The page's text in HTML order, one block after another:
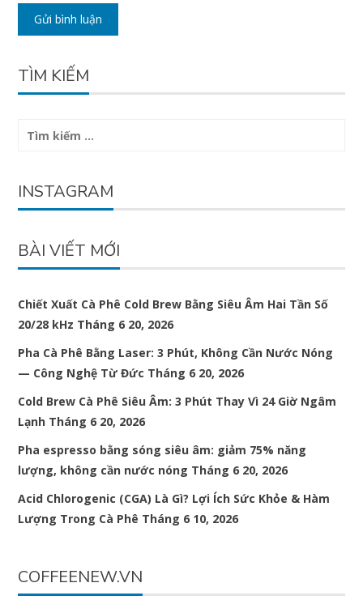
TÌM KIẾM
Tìm
INSTAGRAM
BÀI VIẾT MỚI
Chiết Xuất Cà Phê Cold Brew Bằng Siêu Âm Hai Tần Số
20/28 kHz Tháng 6 20, 2026
Pha Cà Phê Bằng Laser: 3 Phút, Không Cần Nước Nóng
— Công Nghệ Từ Đức Tháng 6 20, 2026
Cold Brew Cà Phê Siêu Âm: 3 Phút Thay Vì 24 Giờ Ngâm
Lạnh Tháng 6 20, 2026
Pha espresso bằng sóng siêu âm: giảm 75% năng
lượng, không cần nước nóng Tháng 6 20, 2026
Acid Chlorogenic (CGA) Là Gì? Lợi Ích Sức Khỏe & Hàm
Lượng Trong Cà Phê Tháng 6 10, 2026
COFFEENEW.VN